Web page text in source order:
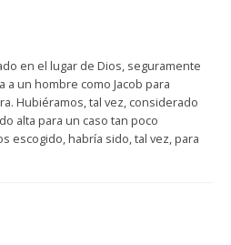
en el lugar de Dios, seguramente
un hombre como Jacob para
Hubiéramos, tal vez, considerado
alta para un caso tan poco
escogido, habría sido, tal vez, para